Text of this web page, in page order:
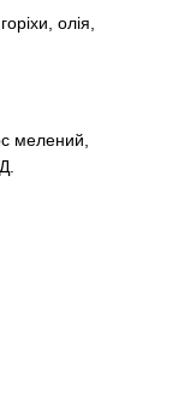
олія,
мелений,